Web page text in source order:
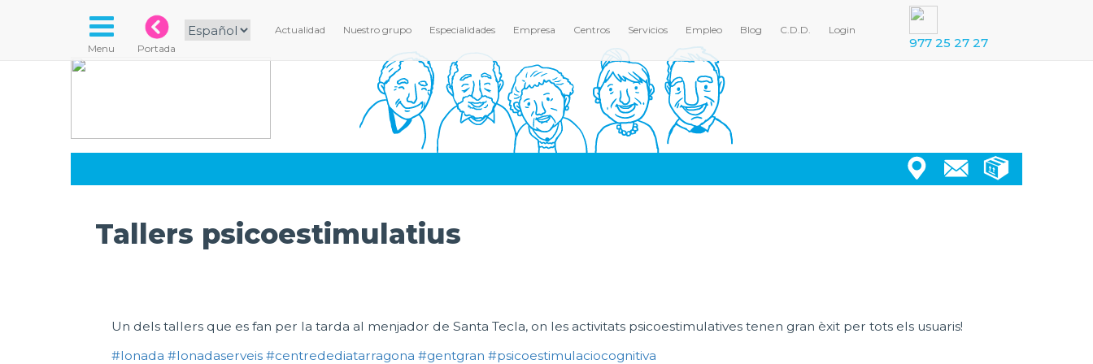
Actualidad Nuestro grupo Especialidades Empresa Centros Servicios Empleo Blog C.D.D. Login
977 25 27 27
Menu Portada
Tallers psicoestimulatius
Un dels tallers que es fan per la tarda al menjador de Santa Tecla, on les activitats psicoestimulatives tenen gran èxit per tots els usuaris!
#lonada #lonadaserveis #centredediatarragona #gentgran #psicoestimulaciocognitiva